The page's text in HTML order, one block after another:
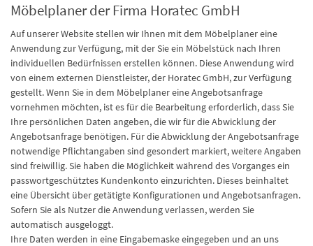
Möbelplaner der Firma Horatec GmbH
Auf unserer Website stellen wir Ihnen mit dem Möbelplaner eine
Anwendung zur Verfügung, mit der Sie ein Möbelstück nach Ihren
individuellen Bedürfnissen erstellen können. Diese Anwendung wird
von einem externen Dienstleister, der Horatec GmbH, zur Verfügung
gestellt. Wenn Sie in dem Möbelplaner eine Angebotsanfrage
vornehmen möchten, ist es für die Bearbeitung erforderlich, dass Sie
Ihre persönlichen Daten angeben, die wir für die Abwicklung der
Angebotsanfrage benötigen. Für die Abwicklung der Angebotsanfrage
notwendige Pflichtangaben sind gesondert markiert, weitere Angaben
sind freiwillig. Sie haben die Möglichkeit während des Vorganges ein
passwortgeschütztes Kundenkonto einzurichten. Dieses beinhaltet
eine Übersicht über getätigte Konfigurationen und Angebotsanfragen.
Sofern Sie als Nutzer die Anwendung verlassen, werden Sie
automatisch ausgeloggt.
Ihre Daten werden in eine Eingabemaske eingegeben und an uns